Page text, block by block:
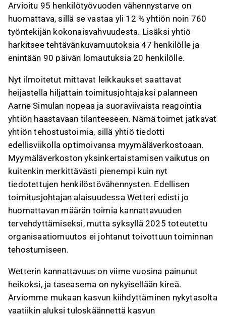
Arvioitu 95 henkilötyövuoden vähennystarve on
huomattava, sillä se vastaa yli 12 % yhtiön noin 760
työntekijän kokonaisvahvuudesta. Lisäksi yhtiö
harkitsee tehtävänkuvamuutoksia 47 henkilölle ja
enintään 90 päivän lomautuksia 20 henkilölle.
Nyt ilmoitetut mittavat leikkaukset saattavat
heijastella hiljattain toimitusjohtajaksi palanneen
Aarne Simulan nopeaa ja suoraviivaista reagointia
yhtiön haastavaan tilanteeseen. Nämä toimet jatkavat
yhtiön tehostustoimia, sillä yhtiö tiedotti
edellisviikolla optimoivansa myymäläverkostoaan.
Myymäläverkoston yksinkertaistamisen vaikutus on
kuitenkin merkittävästi pienempi kuin nyt
tiedotettujen henkilöstövähennysten. Edellisen
toimitusjohtajan alaisuudessa Wetteri edisti jo
huomattavan määrän toimia kannattavuuden
tervehdyttämiseksi, mutta syksyllä 2025 toteutettu
organisaatiomuutos ei johtanut toivottuun toiminnan
tehostumiseen.
Wetterin kannattavuus on viime vuosina painunut
heikoksi, ja taseasema on nykyisellään kireä.
Arviomme mukaan kasvun kiihdyttäminen nykytasolta
vaatiikin aluksi tuloskäännettä kasvun